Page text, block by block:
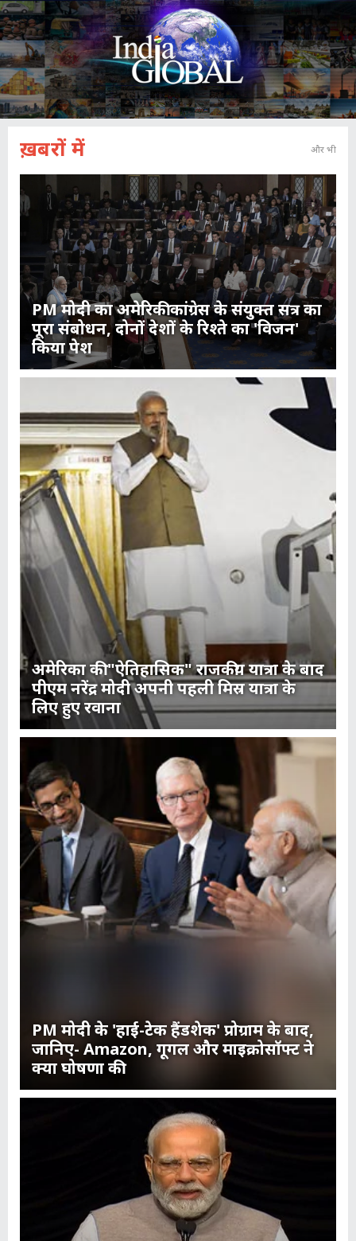
ख़बरों में और भी
PM मोदी का अमेरिकी कांग्रेस के संयुक्त सत्र का
पूरा संबोधन, दोनों देशों के रिश्ते का 'विजन'
किया पेश
अमेरिका की "ऐतिहासिक" राजकीय यात्रा के बाद
पीएम नरेंद्र मोदी अपनी पहली मिस्र यात्रा के
लिए हुए रवाना
PM मोदी के 'हाई-टेक हैंडशेक' प्रोग्राम के बाद,
जानिए- Amazon, गूगल और माइक्रोसॉफ्ट ने
क्या घोषणा की